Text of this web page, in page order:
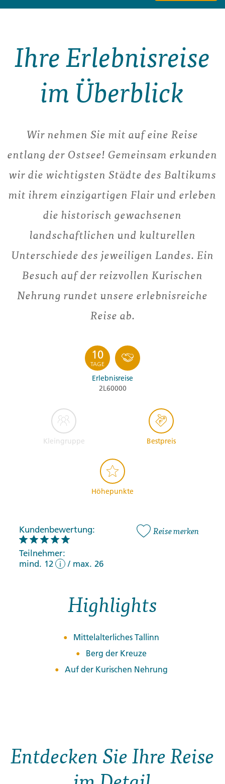
Ihre Erlebnisreise
im Überblick
Wir nehmen Sie mit auf eine Reise
entlang der Ostsee! Gemeinsam erkunden
wir die wichtigsten Städte des Baltikums
mit ihrem einzigartigen Flair und erleben
die historisch gewachsenen
landschaftlichen und kulturellen
Unterschiede des jeweiligen Landes. Ein
Besuch auf der reizvollen Kurischen
Nehrung rundet unsere erlebnisreiche
Reise ab.
10
TAGE
Erlebnisreise
2L60000
Kleingruppe Bestpreis
Höhepunkte
Kundenbewertung:
Teilnehmer:
mind. 12
i / max. 26
Reise merken
Highlights
Mittelalterliches Tallinn
Berg der Kreuze
Auf der Kurischen Nehrung
Entdecken Sie Ihre Reise